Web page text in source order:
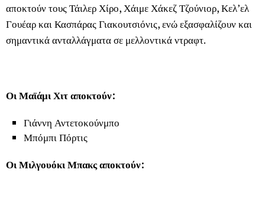
αποκτούν τους Τάιλερ Χίρο, Χάιμε Χάκεζ Τζούνιορ, Κελ’ελ
Γουέαρ και Κασπάρας Γιακουτσιόνις, ενώ εξασφαλίζουν και
σημαντικά ανταλλάγματα σε μελλοντικά ντραφτ.
Οι Μαϊάμι Χιτ αποκτούν:
Γιάννη Αντετοκούνμπο
Μπόμπι Πόρτις
Οι Μιλγουόκι Μπακς αποκτούν: